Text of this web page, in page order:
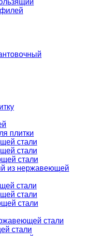
плитки
стали
стали
стали
из нержавеющей
стали
стали
стали
стали
стали